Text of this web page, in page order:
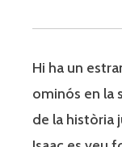
Hi ha un
ominós en la
de la història